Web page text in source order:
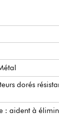
dorés
: aident à